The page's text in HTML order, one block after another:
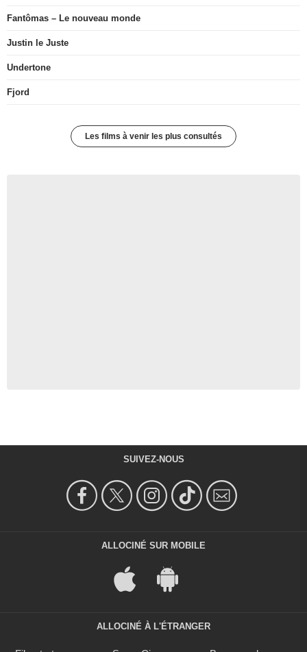
Fantômas – Le nouveau monde
Justin le Juste
Undertone
Fjord
Les films à venir les plus consultés
SUIVEZ-NOUS
ALLOCINÉ SUR MOBILE
ALLOCINÉ À L'ÉTRANGER